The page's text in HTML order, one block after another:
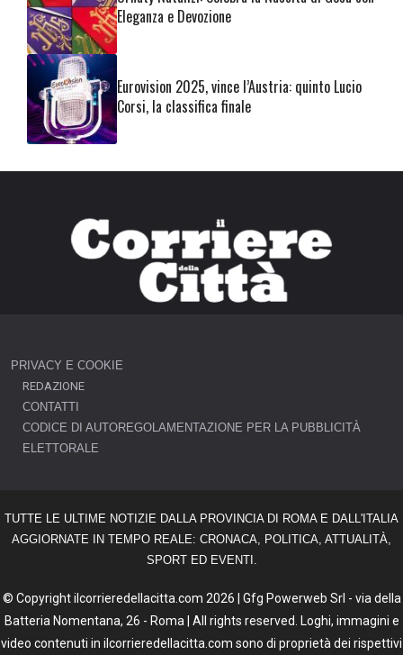
Eleganza e Devozione
Eurovision 2025, vince l’Austria: quinto Lucio
Corsi, la classifica finale
PRIVACY E COOKIE
REDAZIONE
CONTATTI
CODICE DI AUTOREGOLAMENTAZIONE PER LA PUBBLICITÀ
ELETTORALE
TUTTE LE ULTIME NOTIZIE DALLA PROVINCIA DI ROMA E DALL'ITALIA
AGGIORNATE IN TEMPO REALE: CRONACA, POLITICA, ATTUALITÀ,
SPORT ED EVENTI.
© Copyright ilcorrieredellacitta.com 2026 | Gfg Powerweb Srl - via della
Batteria Nomentana, 26 - Roma | All rights reserved. Loghi, immagini e
video contenuti in ilcorrieredellacitta.com sono di proprietà dei rispettivi